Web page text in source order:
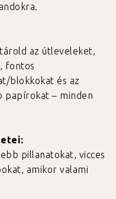
az útleveleket,
fontos
blokkokat és az
papírokat – minden
pillanatokat, vicces
amikor valami